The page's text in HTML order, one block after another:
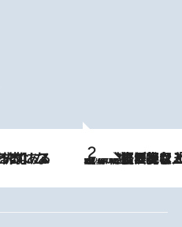
2026.8.5
【なぜ吉沢亮は「気配を消せる」のか？】興行収入208億の『国宝』を経て挑むミュージカル『ディア・エヴァン・ハンセン』。トップ俳優が舞台上でさらけ出した“孤独”とは